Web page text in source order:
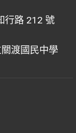
行路 212 號
渡國民中學